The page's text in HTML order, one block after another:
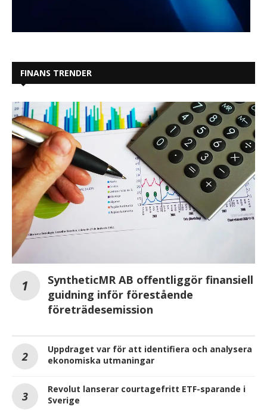
FINANS TRENDER
SyntheticMR AB offentliggör finansiell
guidning inför förestående
företrädesemission
Uppdraget var för att identifiera och analysera
ekonomiska utmaningar
Revolut lanserar courtagefritt ETF-sparande i
Sverige